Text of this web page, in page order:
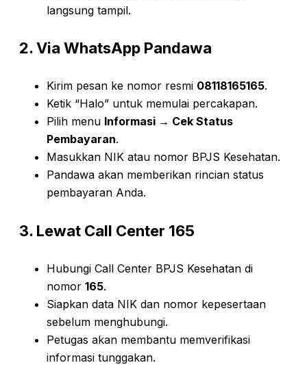
langsung tampil.
2. Via WhatsApp Pandawa
Kirim pesan ke nomor resmi 08118165165.
Ketik “Halo” untuk memulai percakapan.
Pilih menu Informasi → Cek Status
Pembayaran.
Masukkan NIK atau nomor BPJS Kesehatan.
Pandawa akan memberikan rincian status
pembayaran Anda.
3. Lewat Call Center 165
Hubungi Call Center BPJS Kesehatan di
nomor 165.
Siapkan data NIK dan nomor kepesertaan
sebelum menghubungi.
Petugas akan membantu memverifikasi
informasi tunggakan.